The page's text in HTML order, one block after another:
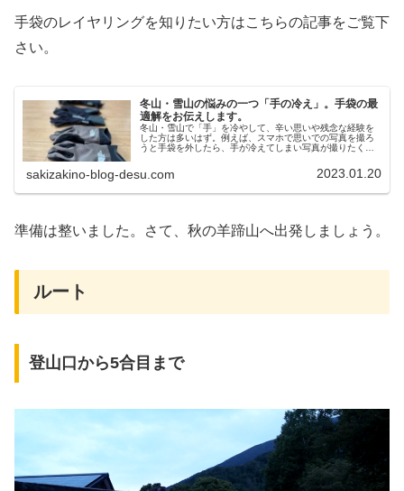
手袋のレイヤリングを知りたい方はこちらの記事をご覧下
さい。
冬山・雪山の悩みの一つ「手の冷え」。手袋の最
適解をお伝えします。
冬山・雪山で「手」を冷やして、辛い思いや残念な経験を
した方は多いはず。例えば、スマホで思いでの写真を撮ろ
うと手袋を外したら、手が冷えてしまい写真が撮りたくて
sakizakino-blog-desu.com 2023.01.20
準備は整いました。さて、秋の羊蹄山へ出発しましょう。
ルート
登山口から5合目まで